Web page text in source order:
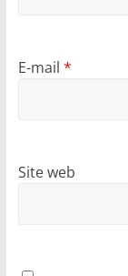
E-mail *
Site web